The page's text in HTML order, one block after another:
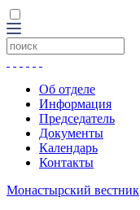
Об отделе
Информация
Председатель
Документы
Календарь
Контакты
Монастырский вестник